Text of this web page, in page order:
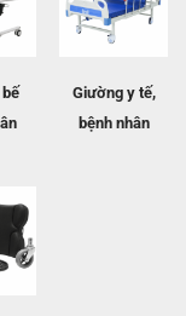
bế
Giường y tế,
bệnh nhân